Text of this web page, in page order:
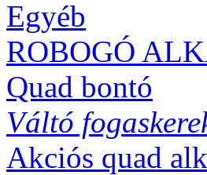
Egyéb
ROBOGÓ
Quad bontó
Váltó
Akciós quad